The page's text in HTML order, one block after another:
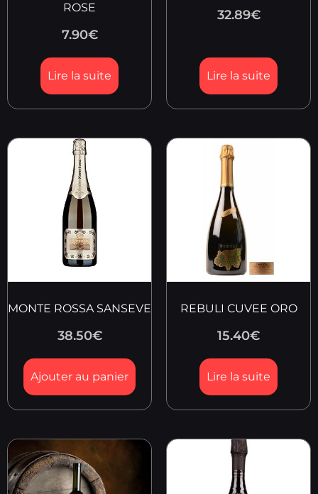
ROSE
7.90€
Lire la suite
32.89€
Lire la suite
MONTE ROSSA SANSEVE
38.50€
Ajouter au panier
REBULI CUVEE ORO
15.40€
Lire la suite